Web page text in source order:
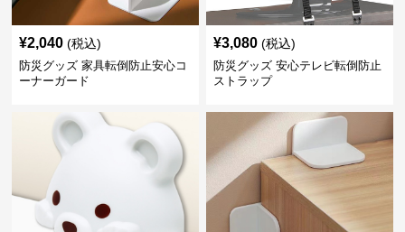
¥2,040 (税込)
防災グッズ 家具転倒防止安心コ
ーナーガード
¥3,080 (税込)
防災グッズ 安心テレビ転倒防止
ストラップ